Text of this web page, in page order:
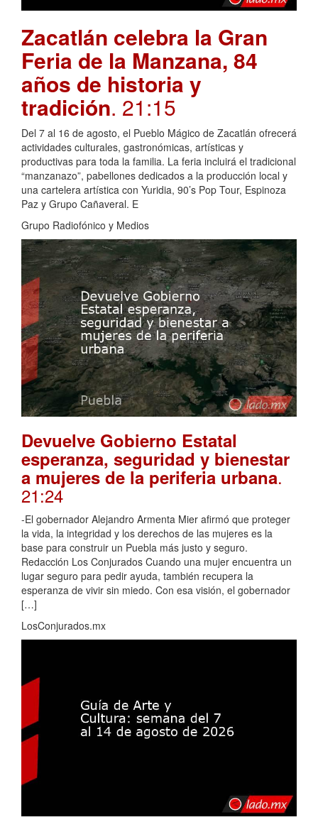
Zacatlán celebra la Gran
Feria de la Manzana, 84
años de historia y
tradición. 21:15
Del 7 al 16 de agosto, el Pueblo Mágico de Zacatlán ofrecerá
actividades culturales, gastronómicas, artísticas y
productivas para toda la familia. La feria incluirá el tradicional
“manzanazo”, pabellones dedicados a la producción local y
una cartelera artística con Yuridia, 90’s Pop Tour, Espinoza
Paz y Grupo Cañaveral. E
Grupo Radiofónico y Medios
Devuelve Gobierno Estatal
esperanza, seguridad y bienestar
a mujeres de la periferia urbana.
21:24
-El gobernador Alejandro Armenta Mier afirmó que proteger
la vida, la integridad y los derechos de las mujeres es la
base para construir un Puebla más justo y seguro.
Redacción Los Conjurados Cuando una mujer encuentra un
lugar seguro para pedir ayuda, también recupera la
esperanza de vivir sin miedo. Con esa visión, el gobernador
[…]
LosConjurados.mx